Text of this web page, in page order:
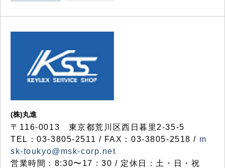
(株)丸進
〒116-0013 東京都荒川区西日暮里2-35-5
TEL：03-3805-2511 / FAX：03-3805-2518 / m
sk-toukyo@msk-corp.net
営業時間：8:30〜17：30 / 定休日：土・日・祝